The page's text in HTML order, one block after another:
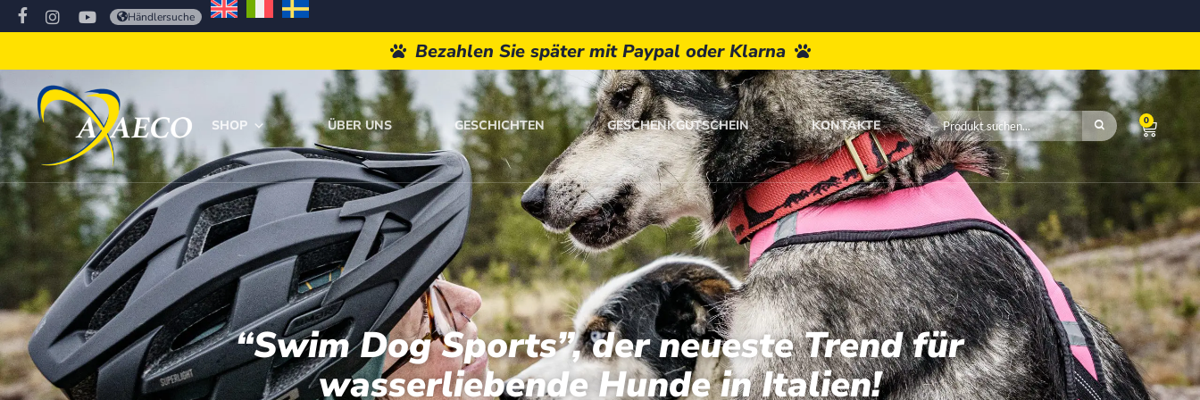
Händlersuche
Bezahlen Sie später mit Paypal oder Klarna
SHOP ÜBER UNS GESCHICHTEN GESCHENKGUTSCHEIN KONTAKTE 0
“Swim Dog Sports”, der neueste Trend für
wasserliebende Hunde in Italien!